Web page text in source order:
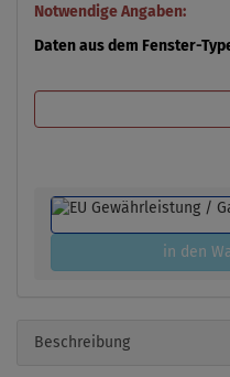
Notwendige Angaben:
Daten aus dem Fenster-
in den
Beschreibung